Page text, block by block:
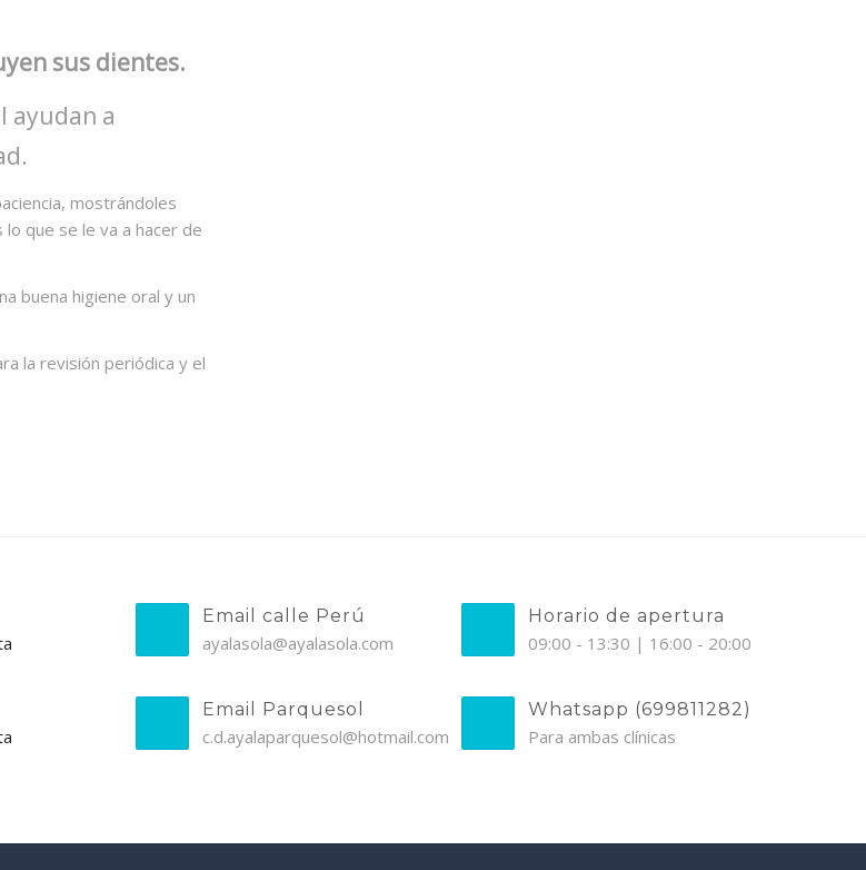
sus dientes.
ayudan a
mostrándoles
que se le va a hacer de
buena higiene oral y un
la revisión periódica y el
Email calle Perú
ayalasola@ayalasola.com
Horario de apertura
09:00 - 13:30 | 16:00 - 20:00
Email Parquesol
c.d.ayalaparquesol@hotmail.com
Whatsapp (699811282)
Para ambas clínicas